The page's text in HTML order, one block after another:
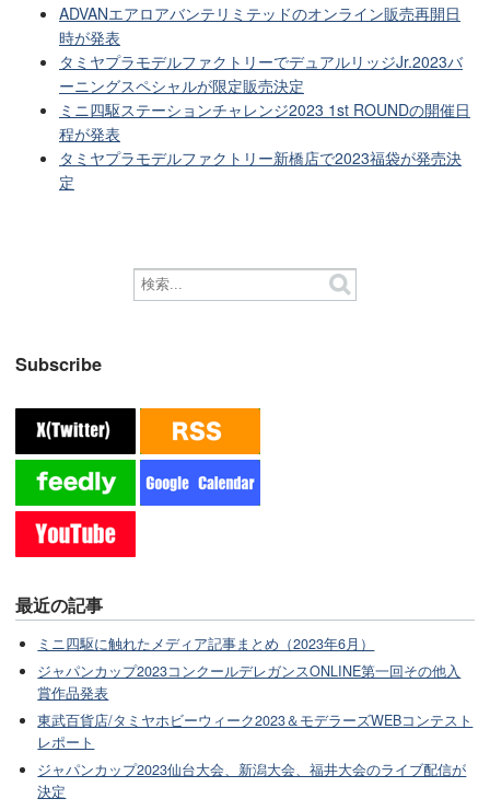
ADVANエアロアバンテリミテッドのオンライン販売再開日
時が発表
タミヤプラモデルファクトリーでデュアルリッジJr.2023バ
ーニングスペシャルが限定販売決定
ミニ四駆ステーションチャレンジ2023 1st ROUNDの開催日
程が発表
タミヤプラモデルファクトリー新橋店で2023福袋が発売決
定
Subscribe
最近の記事
ミニ四駆に触れたメディア記事まとめ（2023年6月）
ジャパンカップ2023コンクールデレガンスONLINE第一回その他入
賞作品発表
東武百貨店/タミヤホビーウィーク2023＆モデラーズWEBコンテスト
レポート
ジャパンカップ2023仙台大会、新潟大会、福井大会のライブ配信が
決定